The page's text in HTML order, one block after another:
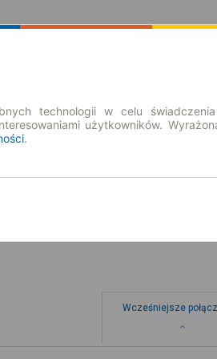
Wcześniejsze
technologii w celu
użytkowników.
.